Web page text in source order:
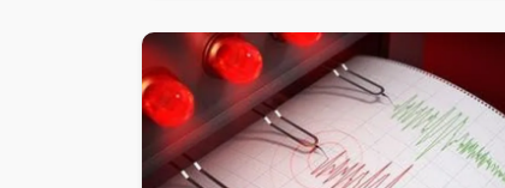
حصول الزوجة المغايرة لديانته